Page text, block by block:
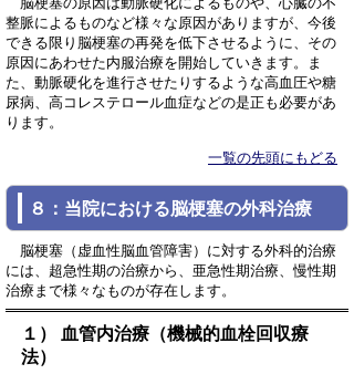
整脈によるものなど様々な原因がありますが、今後
できる限り脳梗塞の再発を低下させるように、その
原因にあわせた内服治療を開始していきます。ま
た、動脈硬化を進行させたりするような高血圧や糖
尿病、高コレステロール血症などの是正も必要があ
ります。
一覧の先頭にもどる
８：当院における脳梗塞の外科治療
脳梗塞（虚血性脳血管障害）に対する外科的治療
には、超急性期の治療から、亜急性期治療、慢性期
治療まで様々なものが存在します。
１） 血管内治療（機械的血栓回収療
法）